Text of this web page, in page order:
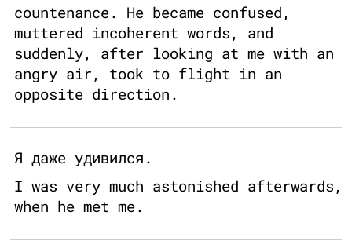
countenance. He became confused,
muttered incoherent words, and
suddenly, after looking at me with an
angry air, took to flight in an
opposite direction.
Я даже удивился.
I was very much astonished afterwards,
when he met me.